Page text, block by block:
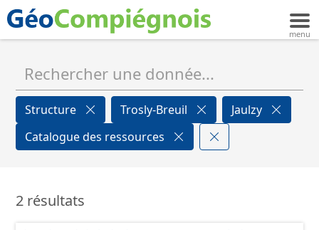
Structure Trosly-Breuil
Jaulzy
Catalogue des ressources
2 résultats